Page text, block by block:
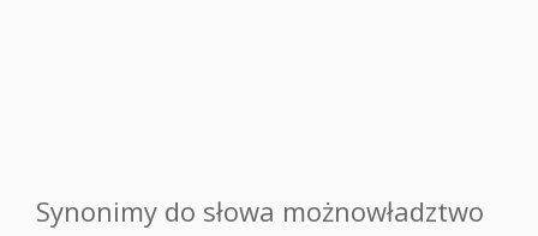
Synonimy do słowa możnowładztwo